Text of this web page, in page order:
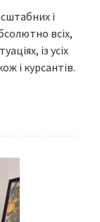
і
всіх,
із усіх
і курсантів.